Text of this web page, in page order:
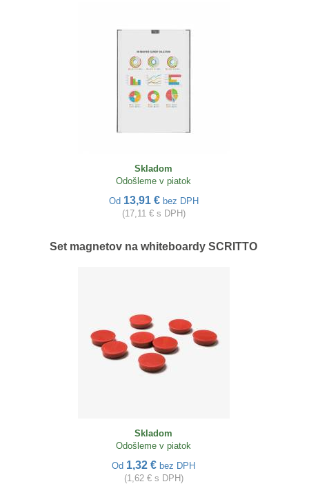
Skladom
Odošleme v piatok
Od 13,91 € bez DPH
(17,11 € s DPH)
Set magnetov na whiteboardy SCRITTO
Skladom
Odošleme v piatok
Od 1,32 € bez DPH
(1,62 € s DPH)